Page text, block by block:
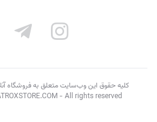
کلیه حقوق این وب‌سایت متعلق به فروشگاه
- All rights reserved